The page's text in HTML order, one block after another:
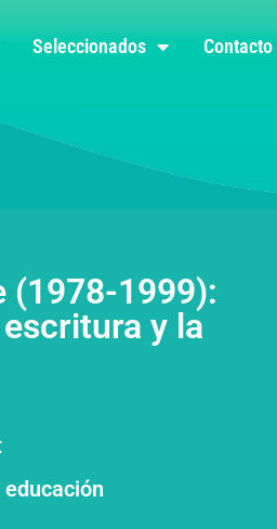
Seleccionados Contacto
(1978-1999):
y la